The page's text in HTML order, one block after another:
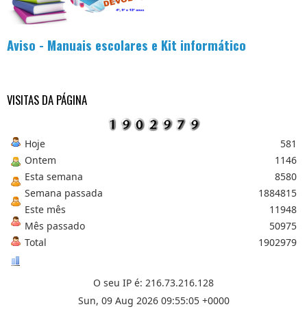
Aviso - Manuais escolares e Kit informático
VISITAS DA PÁGINA
Hoje
Ontem
Esta semana
Semana passada
Este mês
Mês passado
Total
581
1146
8580
1884815
11948
50975
1902979
O seu IP é: 216.73.216.128
Sun, 09 Aug 2026 09:55:05 +0000